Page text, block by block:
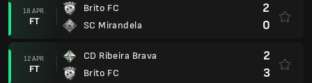
18 APR.
FT
Brito FC
SC Mirandela
2
0
12 APR.
FT
CD Ribeira Brava
Brito FC
2
3